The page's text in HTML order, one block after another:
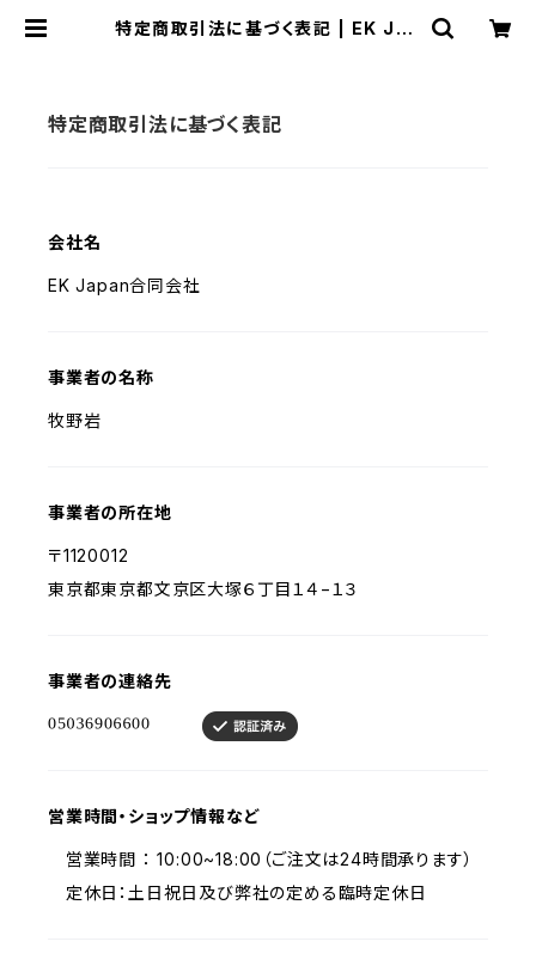
特定商取引法に基づく表記 | EK Jap
特定商取引法に基づく表記
会社名
EK Japan合同会社
事業者の名称
牧野岩
事業者の所在地
〒1120012
東京都東京都文京区大塚６丁目１４−１３
事業者の連絡先
営業時間・ショップ情報など
営業時間 ： 10:00~18:00（ご注文は24時間承ります）
定休日：土日祝日及び弊社の定める臨時定休日